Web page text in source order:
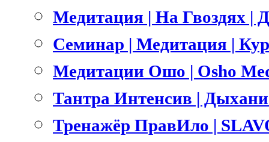
Медитация | На Гвоздях |
Семинар | Медитация |
Медитации Ошо | Osho
Тантра Интенсив |
Тренажёр ПравИло |